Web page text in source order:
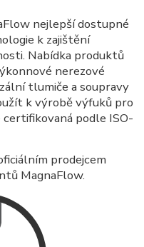
nejlepší dostupné
k zajištění
Nabídka produktů
nerezové
tlumiče a soupravy
k výrobě výfuků pro
podle ISO-
prodejcem
MagnaFlow.